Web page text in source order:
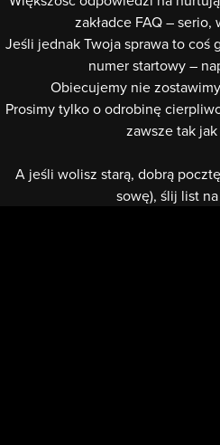
zakładce FAQ –
Jeśli jednak Twoja sprawa to
numer startowy –
Obiecujemy nie
Prosimy tylko o odrobinę
zawsze tak
A jeśli wolisz starą, dobrą
sowę), ślij list